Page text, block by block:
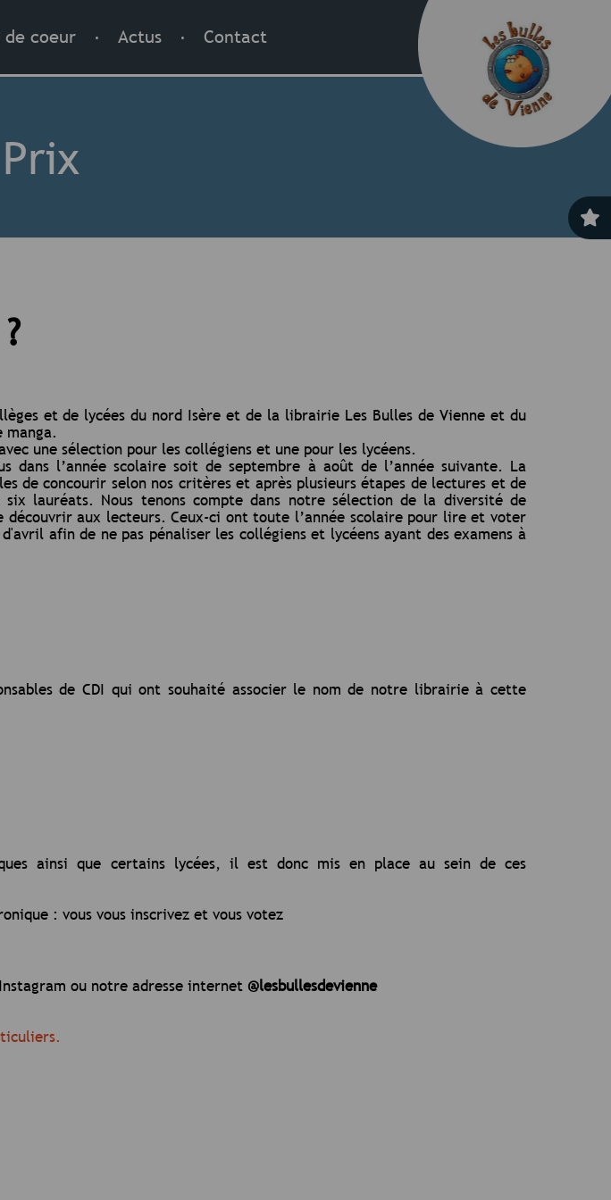
de coeur . Actus . Contact
et de lycées du nord Isère et de la librairie Les Bulles de Vienne et du
manga.
une sélection pour les collégiens et une pour les lycéens.
dans l’année scolaire soit de septembre à août de l’année suivante. La
de concourir selon nos critères et après plusieurs étapes de lectures et de
lauréats. Nous tenons compte dans notre sélection de la diversité de
aux lecteurs. Ceux-ci ont toute l’année scolaire pour lire et voter
afin de ne pas pénaliser les collégiens et lycéens ayant des examens à
de CDI qui ont souhaité associer le nom de notre librairie à cette
ainsi que certains lycées, il est donc mis en place au sein de ces
: vous vous inscrivez et vous votez
ou notre adresse internet @lesbullesdevienne